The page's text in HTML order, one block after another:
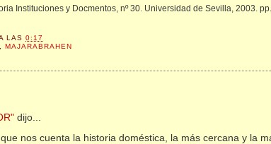
Instituciones y Docmentos, nº 30. Universidad de Sevilla, 2003.
LAS 0:17
MAJARABRAHEN
dijo...
nos cuenta la historia doméstica, la más cercana y la